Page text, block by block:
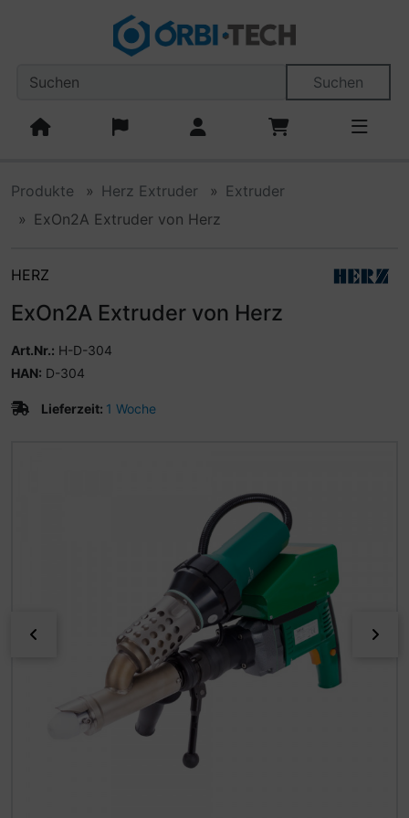
Sprungnavigation
Springe zum Inhalt Springe zur Navigation
Suchen
Produkte Herz Extruder
Extruder
ExOn2A Extruder von Herz
HERZ
ExOn2A Extruder von Herz
Art.Nr.: H-D-304
HAN: D-304
Lieferzeit: 1 Woche